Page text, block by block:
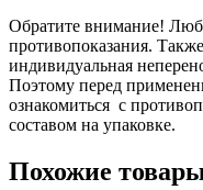
Обратите внимание!
противопоказания.
индивидуальная
Поэтому перед
ознакомиться с
составом на упаковке.
Похожие